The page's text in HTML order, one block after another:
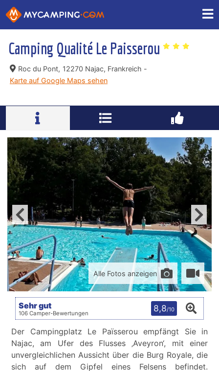
Camping Qualité Le Paisserou
Roc du Pont, 12270 Najac, Frankreich -
Karte auf Google Maps sehen
Alle Fotos anzeigen
Sehr gut
106 Camper-Bewertungen 8,8/10
Der Campingplatz Le Païsserou empfängt Sie in
Najac, am Ufer des Flusses ‚Aveyron‘, mit einer
unvergleichlichen Aussicht über die Burg Royale, die
sich auf dem Gipfel eines Felsens befindet.